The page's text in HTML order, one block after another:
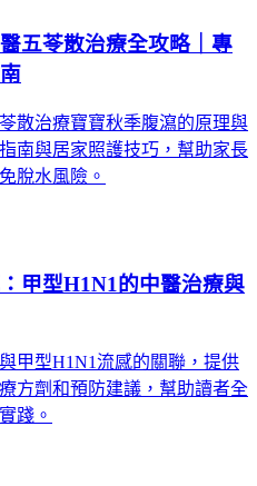
五苓散治療全攻略｜專
散治療寶寶秋季腹瀉的原理與
南與居家照護技巧，幫助家長
脫水風險。
甲型H1N1的中醫治療與
甲型H1N1流感的關聯，提供
方劑和預防建議，幫助讀者全
踐。